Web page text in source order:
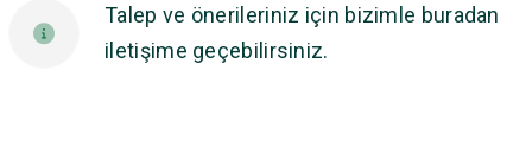
Talep ve önerileriniz için bizimle buradan
iletişime geçebilirsiniz.